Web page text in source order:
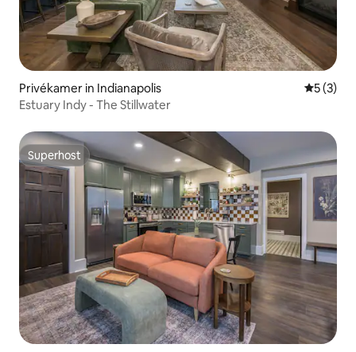
Privékamer in Indianapolis
5 (3)
Estuary Indy - The Stillwater
Superhost
Superhost